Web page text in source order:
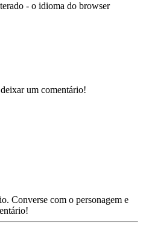
- o idioma do browser
um comentário!
Converse com o personagem e